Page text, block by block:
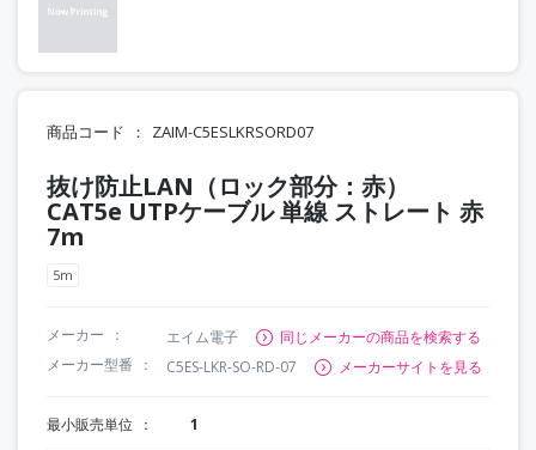
商品コード ZAIM-C5ESLKRSORD07
抜け防止LAN（ロック部分：赤）
CAT5e UTPケーブル 単線 ストレート 赤
7m
5m
メーカー エイム電子
同じメーカーの商品を検索する
メーカー型番
C5ES-LKR-SO-RD-07 メーカーサイトを見る
最小販売単位 1